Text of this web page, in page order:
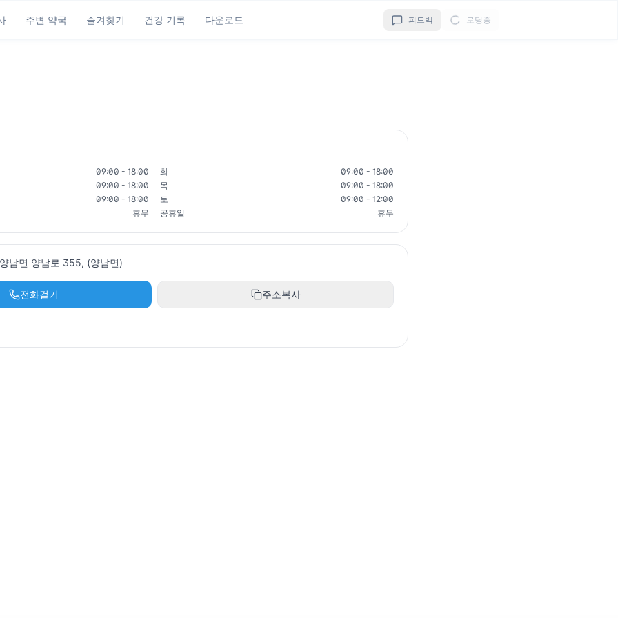
주변 약국 즐겨찾기 건강 기록 다운로드 피드백 로딩중
09:00 - 18:00 화
09:00 - 18:00
09:00 - 18:00 목
09:00 - 18:00
09:00 - 18:00 토
09:00 - 12:00
휴무 공휴일 휴무
남면 양남로 355, (양남면)
전화걸기 주소복사